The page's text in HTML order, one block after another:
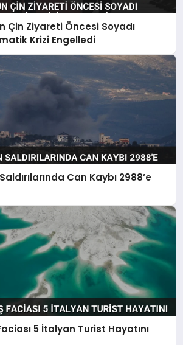
Çin Ziyareti Öncesi Soyadı
Krizi Engelledi
Can Kaybı 2988’e
5 İtalyan Turist Hayatını